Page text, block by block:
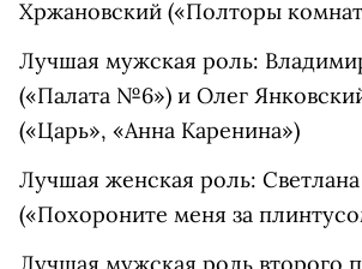
Хржановский («Полторы
Лучшая мужская роль:
(«Палата №6») и Олег
(«Царь», «Анна Каренина»)
Лучшая женская роль:
(«Похороните меня за